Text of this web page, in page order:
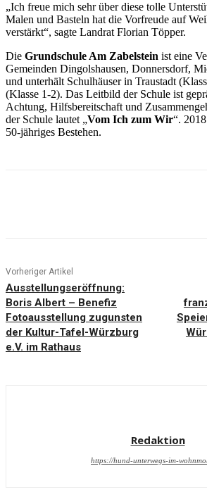
„Ich freue mich sehr über diese tolle
Malen und Basteln hat die Vorfreude auf
verstärkt“, sagte Landrat Florian Töpper.
Die Grundschule Am Zabelstein ist eine
Gemeinden Dingolshausen, Donnersdorf,
und unterhält Schulhäuser in Traustadt
(Klasse 1-2). Das Leitbild der Schule ist
Achtung, Hilfsbereitschaft und
der Schule lautet „Vom Ich zum Wir“.
50-jähriges Bestehen.
Vorheriger Artikel
Ausstellungseröffnung:
Boris Albert – Benefiz
Fotoausstellung zugunsten
der Kultur-Tafel-Würzburg
e.V. im Rathaus
Redaktion
https://hund-unterwegs-im-